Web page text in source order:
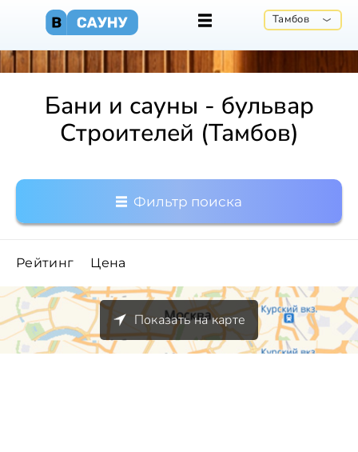
Тамбов
Бани и сауны - бульвар
Строителей (Тамбов)
Фильтр поиска
Рейтинг Цена
Показать на карте